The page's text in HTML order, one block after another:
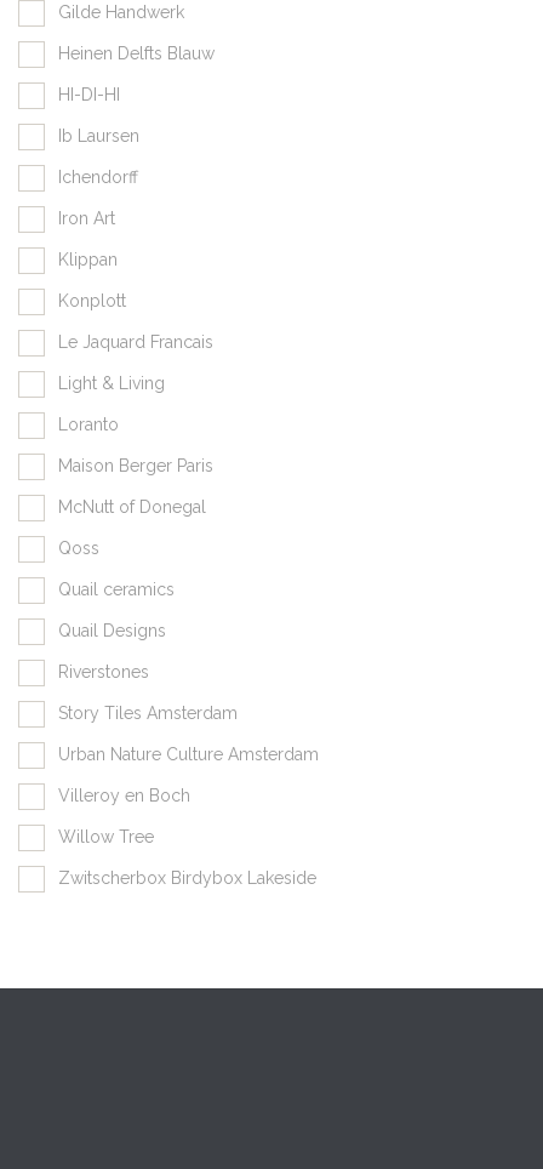
Gilde Handwerk
Heinen Delfts Blauw
HI-DI-HI
Ib Laursen
Ichendorff
Iron Art
Klippan
Konplott
Le Jaquard Francais
Light & Living
Loranto
Maison Berger Paris
McNutt of Donegal
Qoss
Quail ceramics
Quail Designs
Riverstones
Story Tiles Amsterdam
Urban Nature Culture Amsterdam
Villeroy en Boch
Willow Tree
Zwitscherbox Birdybox Lakeside